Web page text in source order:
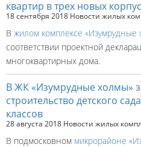
квартир в трех новых
18 сентября 2018 Новости жилых
В жилом комплексе «Изумрудные
соответствии проектной
многоквартирных дома.
В ЖК «Изумрудные холмы»
строительство детского
классов
28 августа 2018 Новости жилых
В подмосковном микрорайоне